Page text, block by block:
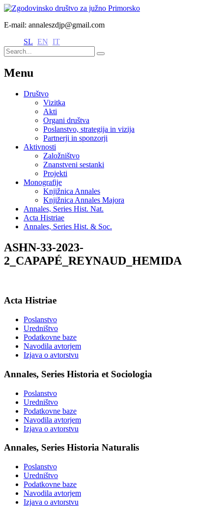
E-mail: annaleszdjp@gmail.com
SL EN IT
Menu
Društvo
Vizitka
Akti
Organi društva
Poslanstvo, strategija in vizija
Partnerji in sponzorji
Aktivnosti
Založništvo
Znanstveni sestanki
Projekti
Monografije
Knjižnica Annales
Knjižnica Annales Majora
Annales, Series Hist. Nat.
Acta Histriae
Annales, Series Hist. & Soc.
ASHN-33-2023-
2_CAPAPÉ_REYNAUD_HEMIDA
Acta Histriae
Poslanstvo
Uredništvo
Podatkovne baze
Navodila avtorjem
Izjava o avtorstvu
Annales, Series Historia et Sociologia
Poslanstvo
Uredništvo
Podatkovne baze
Navodila avtorjem
Izjava o avtorstvu
Annales, Series Historia Naturalis
Poslanstvo
Uredništvo
Podatkovne baze
Navodila avtorjem
Izjava o avtorstvu